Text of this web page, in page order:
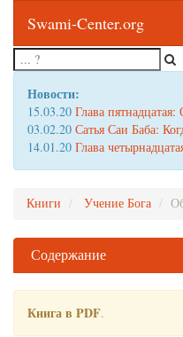
Swami-Center.org
Новости:
15.03.20 Глава
03.02.20 Сатья Саи Баба:
14.01.20 Глава
Книги Учение Бога
Содержание
Книга в PDF.